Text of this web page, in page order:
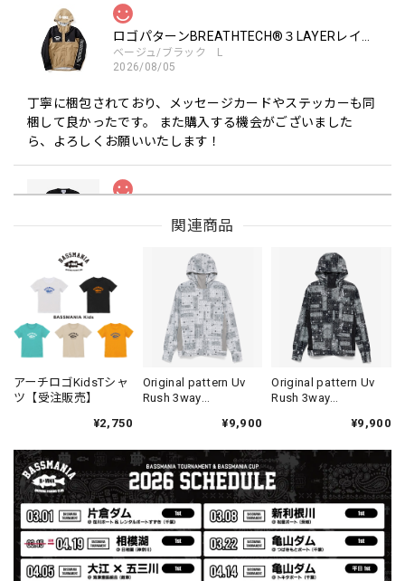
ロゴパターンBREATHTECH®３LAYERレインジャケット［BEG/BLK］
ベージュ/ブラック L
2026/08/05
丁寧に梱包されており、メッセージカードやステッカーも同
梱して良かったです。 また購入する機会がございました
ら、よろしくお願いいたします！
ブラック L
【Double.H】MIR
Daeun / BlackSilver
2026/07/31
MIR届きました。発送まで迅速に対応して頂きありがとうご
ざいました。
【Seamania】Uv Rush Cool Logo Zip Parka［BLK］［LIMITED］
ブラック L
2026/07/30
発送も早く着心地最高！！！！ セットアップで短パンも買
えば良かった！！
関連商品
アーチロゴKidsTシャ
ツ【受注販売】
¥2,750
Original pattern Uv
Rush 3way
White］［LIMITED］
¥9,900
Original pattern Uv
Rush 3way
Black］［LIMITED］
¥9,900